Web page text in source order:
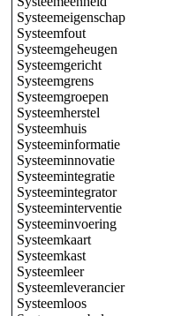
Systeemeigenschap
Systeemfout
Systeemgeheugen
Systeemgericht
Systeemgrens
Systeemgroepen
Systeemherstel
Systeemhuis
Systeeminformatie
Systeeminnovatie
Systeemintegratie
Systeemintegrator
Systeeminterventie
Systeeminvoering
Systeemkaart
Systeemkast
Systeemleer
Systeemleverancier
Systeemloos